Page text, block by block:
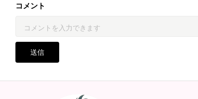
コメント
送信